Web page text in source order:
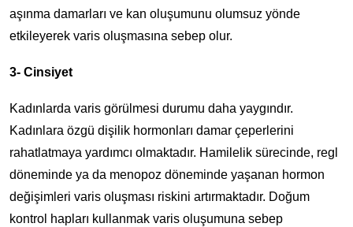
aşınma damarları ve kan oluşumunu olumsuz yönde
etkileyerek varis oluşmasına sebep olur.
3- Cinsiyet
Kadınlarda varis görülmesi durumu daha yaygındır.
Kadınlara özgü dişilik hormonları damar çeperlerini
rahatlatmaya yardımcı olmaktadır. Hamilelik sürecinde, regl
döneminde ya da menopoz döneminde yaşanan hormon
değişimleri varis oluşması riskini artırmaktadır. Doğum
kontrol hapları kullanmak varis oluşumuna sebep